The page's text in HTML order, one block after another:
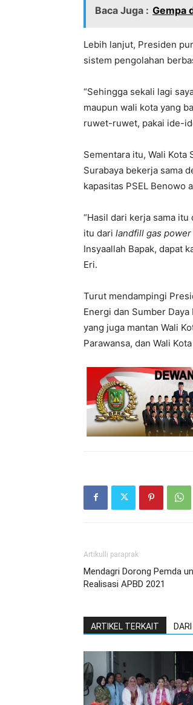
Baca Juga : Gempa
Lebih lanjut, Presiden
sistem pengolahan
“Sehingga sekali lagi
maupun wali kota yang
ruwet-ruwet, pakai ide-
Sementara itu, Wali Kota
Surabaya bekerja sama
kapasitas PSEL Benowo
“Hasil dari kerja sama
itu dari landfill gas
Insyaallah Bapak, dapat
Eri.
Turut mendampingi
Energi dan Sumber
yang juga mantan Wali
Parawansa, dan Wali
Artikulli paraprak
Mendagri Dorong Pemda
Realisasi APBD 2021
ARTIKEL TERKAIT